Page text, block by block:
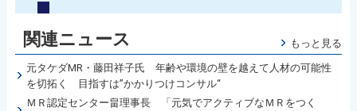
関連ニュース もっと見る
元タケダMR・藤田祥子氏 年齢や環境の壁を越えて人材の可能性
を切拓く 目指すは”かかりつけコンサル“
ＭＲ認定センター畠理事長 「元気でアクティブなＭＲをつく